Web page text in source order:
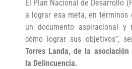
El Plan Nacional de Desarrollo
a lograr esa meta, en términos
un documento aspiracional
cómo lograr sus objetivos”,
Torres Landa, de la
la Delincuencia.